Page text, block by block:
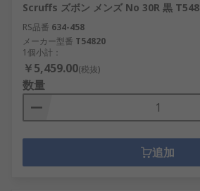
Scruffs ズボン メンズ No 30R 黒 T548
RS品番 634-458
メーカー型番 T54820
1個小計：
￥5,459.00(税抜)
数量
追加